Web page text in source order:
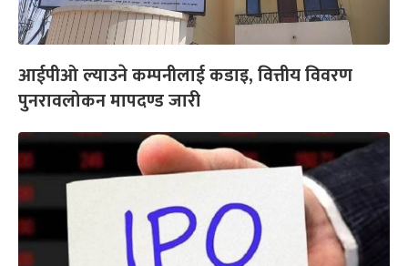
आईपीओ ल्याउने कम्पनीलाई कडाइ, वित्तीय विवरण
पुनरावलोकन मापदण्ड जारी